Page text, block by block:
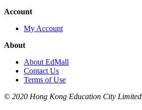
Account
My Account
About
About EdMall
Contact Us
Terms of Use
© 2020 Hong Kong Education City Limited